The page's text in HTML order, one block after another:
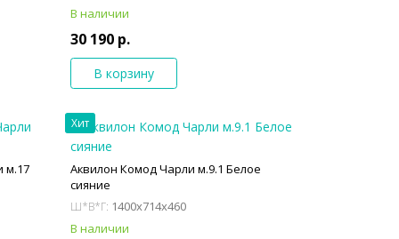
В наличии
30 190 р.
В корзину
м.17
Хит
Аквилон Комод Чарли м.9.1 Белое
сияние
Ш*В*Г: 1400x714x460
В наличии